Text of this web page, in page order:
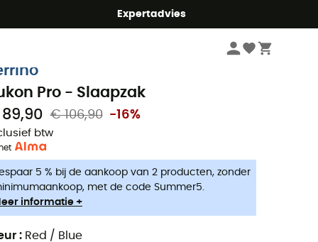
Expertadvies
Slaapzakken
Pro - Slaapzak
€ 106,90 -16%
btw
5 % bij de aankoop van 2 producten, zonder
met de code Summer5.
informatie +
: Red / Blue